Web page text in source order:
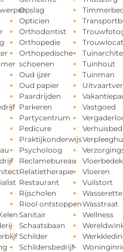
Opslag
Opticien
Orthodontist
Orthopedie
Orthopedische
schoenen
Oud ijzer
Oud papier
Paardrijden
Parkeren
Partycentrum
Pedicure
Praktijkonderwijs
Psycholoog
Reclamebureau
Relatietherapie
Restaurant
Rijscholen
Riool ontstoppen
Sanitair
Schaatsbaan
Schilder
Schildersbedrijf
Tuinhout
Tuinman
Vastgoed
Vloeren
Vuilstort
Wasserette
Wasstraat
Wellness